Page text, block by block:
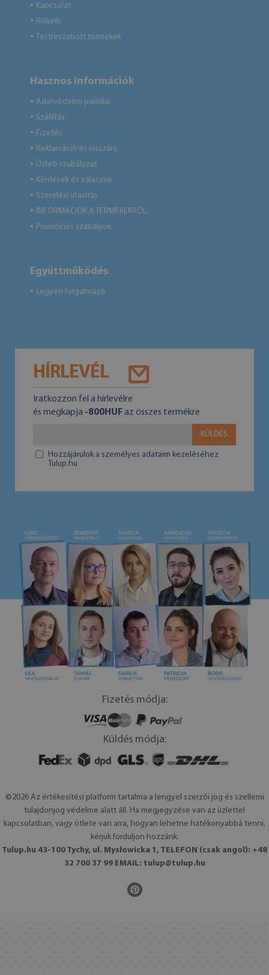
● Kapcsolat
● Rólunk
● Testreszabott termékek
Hasznos információk
● Adatvédelmi politika
● Szállítás
● Fizetés
● Reklamáció és visszáru
● Üzleti szabályzat
● Kérdések és válaszok
● Szerelési utasítás
● INFORMÁCIÓK A TERMÉKEKRŐL
● Promóciós szabályok
Együttműködés
● Legyen forgalmazó
HÍRLEVÉL
Iratkozzon fel a hírlevélre
és megkapja -800HUFaz összes termékre
KÜLDÉS
Hozzájárulok a személyes adataim kezeléséhez
Tulup.hu
Fizetés módja:
Küldés módja:
©2026 Az értékesítési platform tartalma a lengyel szerzői jog és szellemi
tulajdonjog védelme alatt áll. Ha megjegyzése van az üzlettel
kapcsolatban, vagy ötlete van arra, hogyan lehetne hatékonyabbá tenni,
kérjük forduljon hozzánk.
Tulup.hu 43-100 Tychy, ul. Mysłowicka 1, TELEFON (csak angol): +48
32 700 37 99 EMAIL: tulup@tulup.hu